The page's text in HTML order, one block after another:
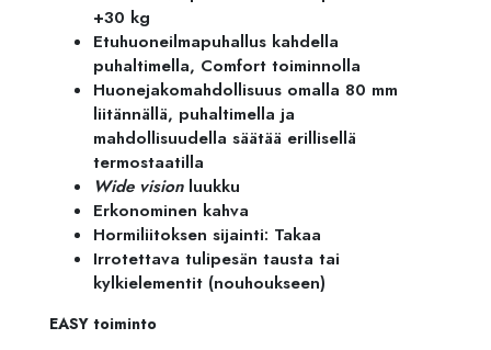
+30 kg
Etuhuoneilmapuhallus kahdella
puhaltimella, Comfort toiminnolla
Huonejakomahdollisuus omalla 80 mm
liitännällä, puhaltimella ja
mahdollisuudella säätää erillisellä
termostaatilla
Wide vision luukku
Erkonominen kahva
Hormiliitoksen sijainti: Takaa
Irrotettava tulipesän tausta tai
kylkielementit (nouhoukseen)
EASY toiminto